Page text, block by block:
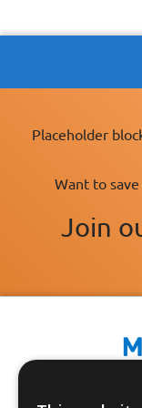
Placeholder
Want to save
Join